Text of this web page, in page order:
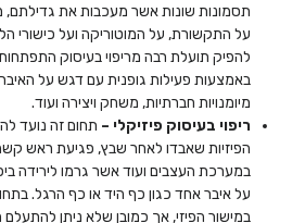
תסמונות שונות אשר מעכבות את גדילתם,
על התקשורת, על המוטוריקה ועל כישורי
להפיק תועלת רבה מריפוי בעיסוק
באמצעות פעילות גופנית עם דגש על
מיומנויות חברתיות, משחק ויצירה ועוד.
ריפוי בעיסוק פיזיקלי – תחום זה נועד
הפיזיות שאבדו לאחר שבץ, פגיעת ראש
במערכת העצבים ועוד אשר גרמו לירידה
על איבר אחד כגון כף היד או כף הרגל.
במישור הפיזי, אך כמובן שלא ניתן